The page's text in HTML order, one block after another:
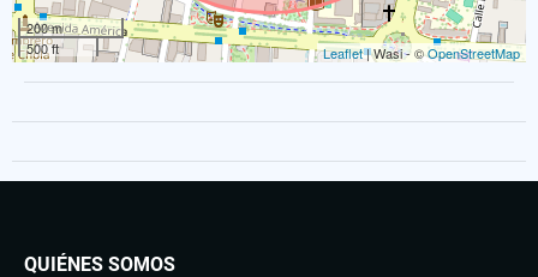
200 m
500 ft
Leaflet| Wasi - ©OpenStreetMap
QUIÉNES SOMOS